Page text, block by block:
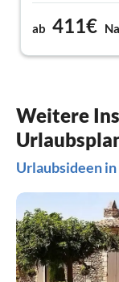
ab 411€
Weitere
Urlaubsideen